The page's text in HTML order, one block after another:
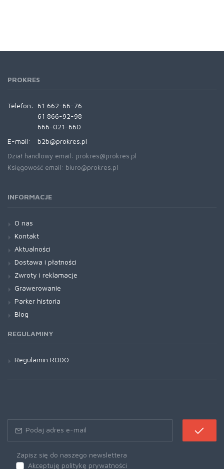
PROKRES
Telefon:
61 662-66-76
61 866-92-98
666-021-660
E-mail:
b2b@prokres.pl
Dział handlowy email: prokres@prokres.pl
Księgowość email: biuro@prokres.pl
INFORMACJE
O nas
Kontakt
Aktualności
Dostawa i płatności
Zwroty i reklamacje
Grawerowanie
Parker historia
Blog
REGULAMINY
Regulamin RODO
Zapisz się do naszego newslettera
Akceptuję politykę prywatności